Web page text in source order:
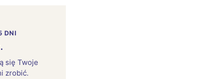
DNI
się Twoje
zrobić.